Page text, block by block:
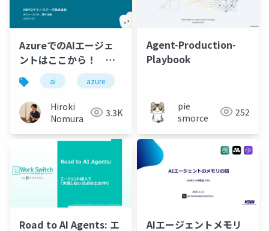
AzureでのAIエージェ
ントはここから！
Azure Functions × AI
ai azure
Hiroki
Nomura
3.3K
Agent-Production-
Playbook
pie
smorce
252
Road to AI Agents: エ AIエージェントメモリ